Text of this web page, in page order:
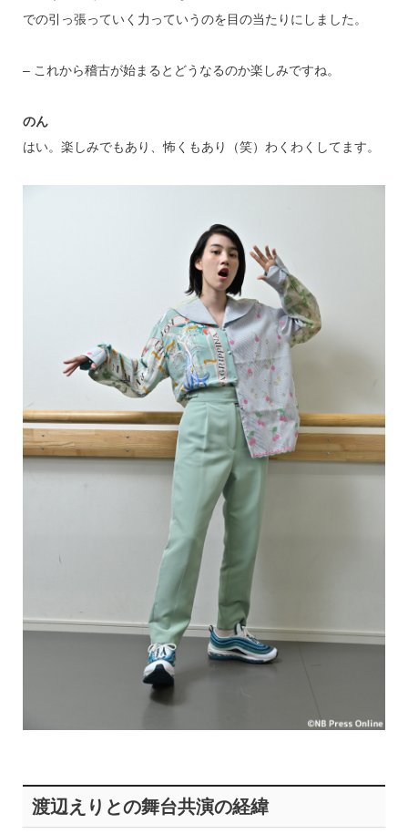
での引っ張っていく力っていうのを目の当たりにしました。
– これから稽古が始まるとどうなるのか楽しみですね。
のん
はい。楽しみでもあり、怖くもあり（笑）わくわくしてます。
渡辺えりとの舞台共演の経緯